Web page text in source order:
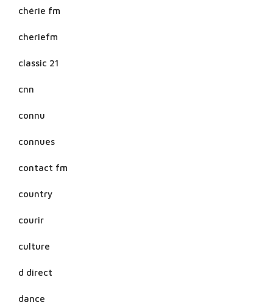
chérie fm
cheriefm
classic 21
cnn
connu
connues
contact fm
country
courir
culture
d direct
dance